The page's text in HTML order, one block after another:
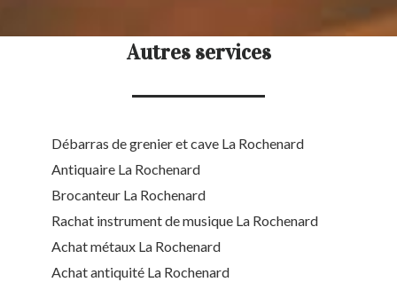
Autres services
Débarras de grenier et cave La Rochenard
Antiquaire La Rochenard
Brocanteur La Rochenard
Rachat instrument de musique La Rochenard
Achat métaux La Rochenard
Achat antiquité La Rochenard